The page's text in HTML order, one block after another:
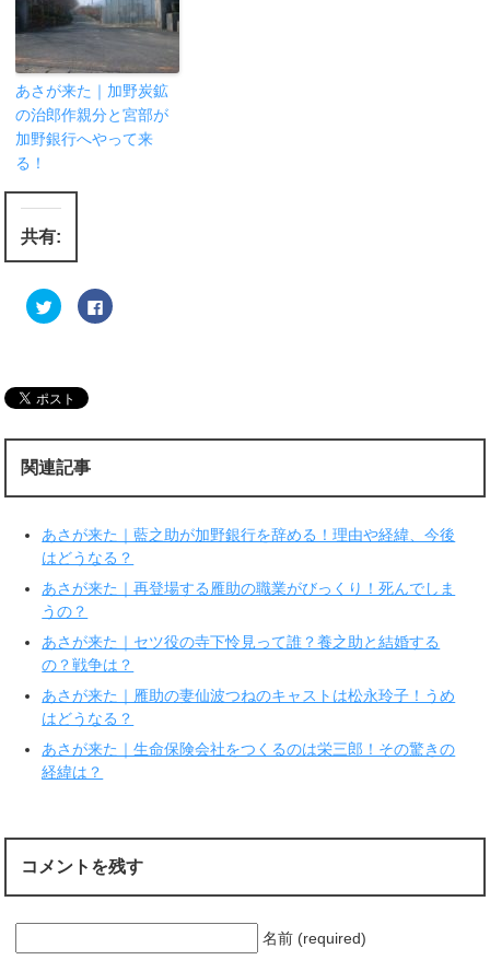
あさが来た｜加野炭鉱
の治郎作親分と宮部が
加野銀行へやって来
る！
共有:
ク
リ
w
i
e
r
で
有
新
し
い
ウ
ン
ド
ウ
開
き
ま
)
F
a
す
ク
ッ
ク
し
て
く
だ
新
し
い
ィ
ン
ド
で
開
関連記事
あさが来た｜藍之助が加野銀行を辞める！理由や経緯、今後
はどうなる？
あさが来た｜再登場する雁助の職業がびっくり！死んでしま
うの？
あさが来た｜セツ役の寺下怜見って誰？養之助と結婚する
の？戦争は？
あさが来た｜雁助の妻仙波つねのキャストは松永玲子！うめ
はどうなる？
あさが来た｜生命保険会社をつくるのは栄三郎！その驚きの
経緯は？
コメントを残す
名前 (required)